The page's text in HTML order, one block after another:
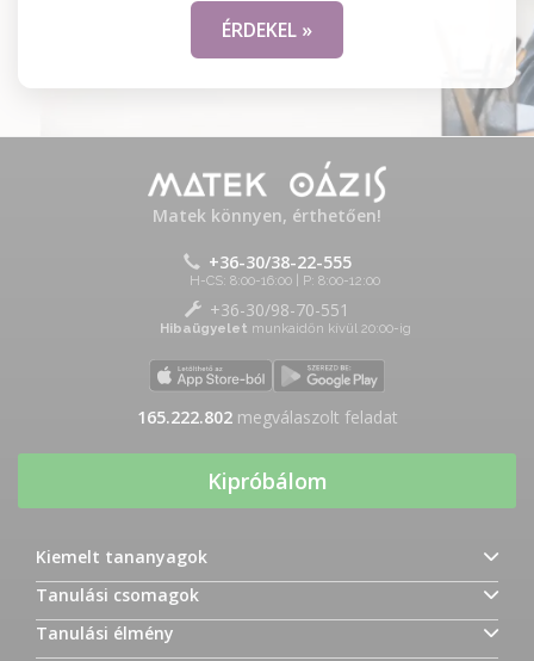
ÉRDEKEL »
Matek könnyen, érthetően!
+36-30/38-22-555
H-CS: 8:00-16:00 | P: 8:00-12:00
+36-30/98-70-551
Hibaügyelet munkaidőn kívül 20:00-ig
165.222.802megválaszolt feladat
Kipróbálom
Kiemelt tananyagok
Tanulási csomagok
Tanulási élmény